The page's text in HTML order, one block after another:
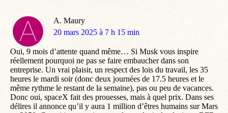
A. Maury
dit
20 mars 2025 à 7 h 15 min
Oui, 9 mois d’attente quand même… Si Musk vous inspire
réellement pourquoi ne pas se faire embaucher dans son
entreprise. Un vrai plaisir, un respect des lois du travail, les 35
heures le mardi soir (donc deux journées de 17.5 heures et le
même rythme le restant de la semaine), pas ou peu de vacances.
Donc oui, spaceX fait des prouesses, mais à quel prix. Dans ses
délires il annonce qu’il y aura 1 million d’êtres humains sur Mars